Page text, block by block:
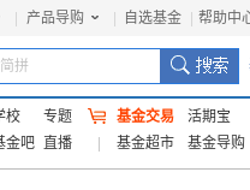
产品导购 自选基金 帮助中
拼
校
专题
金吧 直播
基金交易 活期宝
基金超市
基金导购